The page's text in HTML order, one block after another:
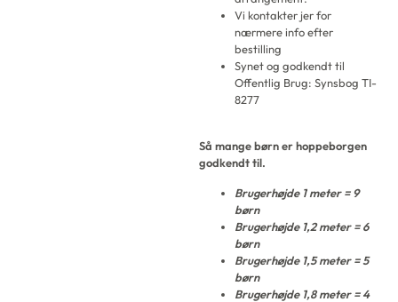
Vi kontakter jer for
nærmere info efter
bestilling
Synet og godkendt til
Offentlig Brug: Synsbog TI-
8277
Så mange børn er hoppeborgen
godkendt til.
Brugerhøjde 1 meter = 9
børn
Brugerhøjde 1,2 meter = 6
børn
Brugerhøjde 1,5 meter = 5
børn
Brugerhøjde 1,8 meter = 4